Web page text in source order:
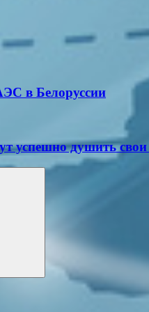
в Белоруссии
успешно душить